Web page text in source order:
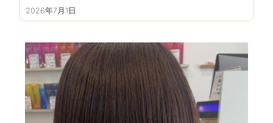
2026年7月1日